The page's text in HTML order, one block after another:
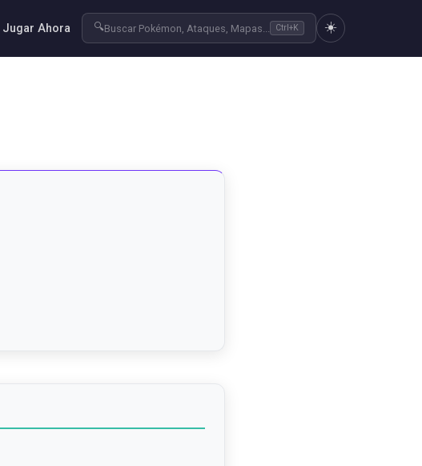
Jugar Ahora 🔍Buscar Pokémon, Ataques, Mapas... Ctrl+K ☀️